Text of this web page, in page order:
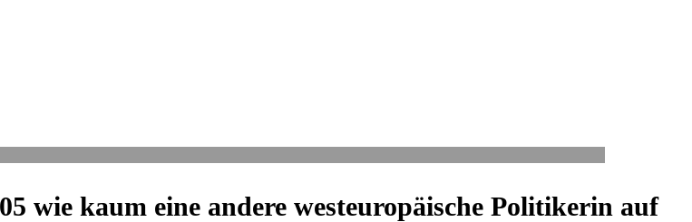
wie kaum eine andere west­eu­ro­päi­sche Poli­ti­ke­rin auf